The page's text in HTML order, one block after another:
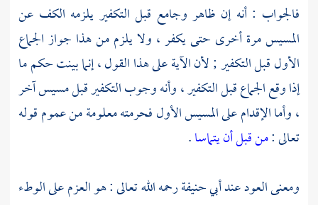
فالجواب : أنه إن ظاهر وجامع قبل التكفير يلزمه الكف عن
المسيس مرة أخرى حتى يكفر ، ولا يلزم من هذا جواز الجماع
الأول قبل التكفير ; لأن الآية على هذا القول ، إنما بينت حكم ما
إذا وقع الجماع قبل التكفير ، وأنه وجوب التكفير قبل مسيس آخر
، وأما الإقدام على المسيس الأول فحرمته معلومة من عموم قوله
تعالى :من قبل أن يتماسا.
ومعنى العود عندأبي حنيفةرحمه الله تعالى : هو العزم على الوطء